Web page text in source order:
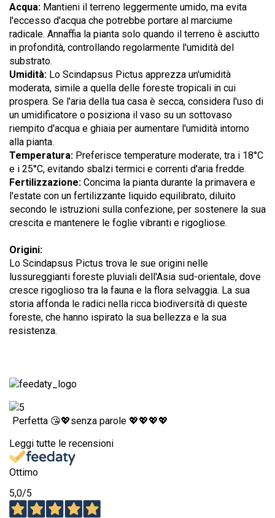
Acqua: Mantieni il terreno leggermente umido, ma evita
l'eccesso d'acqua che potrebbe portare al marciume
radicale. Annaffia la pianta solo quando il terreno è asciutto
in profondità, controllando regolarmente l'umidità del
substrato.
Umidità: Lo Scindapsus Pictus apprezza un'umidità
moderata, simile a quella delle foreste tropicali in cui
prospera. Se l'aria della tua casa è secca, considera l'uso di
un umidificatore o posiziona il vaso su un sottovaso
riempito d'acqua e ghiaia per aumentare l'umidità intorno
alla pianta.
Temperatura: Preferisce temperature moderate, tra i 18°C
e i 25°C, evitando sbalzi termici e correnti d'aria fredde.
Fertilizzazione: Concima la pianta durante la primavera e
l'estate con un fertilizzante liquido equilibrato, diluito
secondo le istruzioni sulla confezione, per sostenere la sua
crescita e mantenere le foglie vibranti e rigogliose.
Origini:
Lo Scindapsus Pictus trova le sue origini nelle
lussureggianti foreste pluviali dell'Asia sud-orientale, dove
cresce rigoglioso tra la fauna e la flora selvaggia. La sua
storia affonda le radici nella ricca biodiversità di queste
foreste, che hanno ispirato la sua bellezza e la sua
resistenza.
Perfetta 😘💖senza parole 💖💖💖💖
Leggi tutte le recensioni
Ottimo
5,0/5